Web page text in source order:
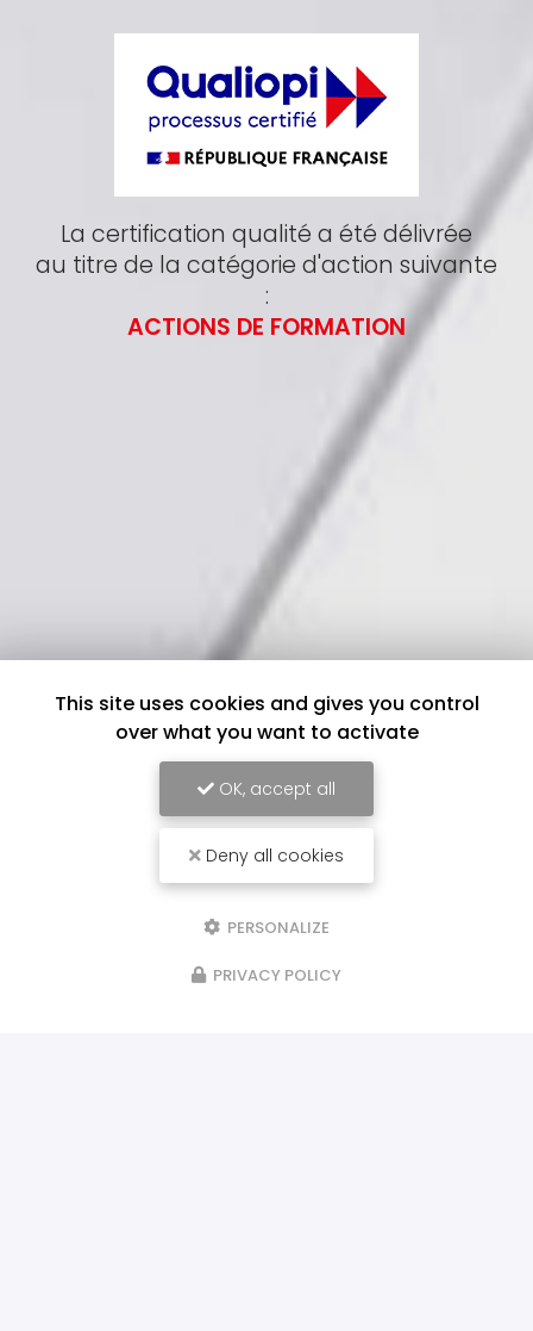
La certification qualité a été délivrée
au titre de la catégorie d'action suivante
:
ACTIONS DE FORMATION
This site uses cookies and gives you control
over what you want to activate
OK, accept all
Deny all cookies
PERSONALIZE
PRIVACY POLICY